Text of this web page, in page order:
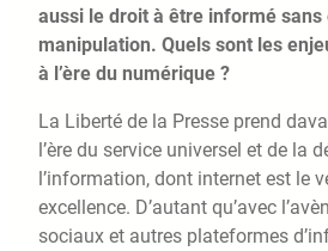
aussi le droit à être informé sans
manipulation. Quels sont les
à l’ère du numérique ?
La Liberté de la Presse prend
l’ère du service universel et de la
l’information, dont internet est le
excellence. D’autant qu’avec
sociaux et autres plateformes